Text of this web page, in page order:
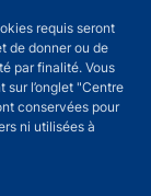
requis seront
de donner ou de
par finalité. Vous
l’onglet "Centre
conservées pour
ni utilisées à